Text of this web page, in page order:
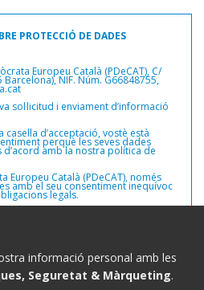
PROTECCIÓ DE DADES
Europeu Català (PDeCAT), C/
Barcelona), NIF. Núm. G66848755,
sol·licitud i enviament d’informació
casella d’acceptació, vostè està
perquè les seves dades
amb la nostra política de
Europeu Català (PDeCAT), només
amb el seu consentiment inequívoc
legals.
altres drets, com s’explica a la
dades a la web del Partit
(PDeCAT)www.partitdemocrata.cat
informació personal amb les
Seguretat & Màrqueting.